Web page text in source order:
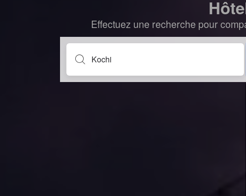
Effectuez une recherche pour